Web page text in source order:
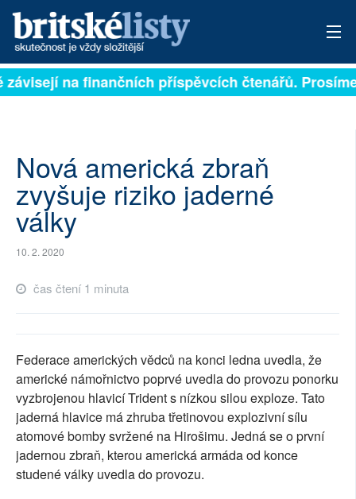
PŘIHLÁSIT
ARCHIV
ROZHOVORY
TÉMATA
SOCIÁLNÍ SÍTĚ
RUBRIKY
PLNÁ VERZE STRÁNEK
na finančních příspěvcích čtenářů.
Nová americká zbraň
zvyšuje riziko jaderné
války
10. 2. 2020
čas čtení 1 minuta
Federace amerických vědců na konci ledna uvedla, že
americké námořnictvo poprvé uvedla do provozu ponorku
vyzbrojenou hlavicí Trident s nízkou silou exploze. Tato
jaderná hlavice má zhruba třetinovou explozivní sílu
atomové bomby svržené na Hirošimu. Jedná se o první
jadernou zbraň, kterou americká armáda od konce
studené války uvedla do provozu.